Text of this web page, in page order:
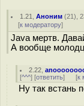
1.21 ,Аноним (21),
[к модератору]
Java мертв.
А вообще
2.22 ,
[^^^] [ответить] [к
Ну так встань